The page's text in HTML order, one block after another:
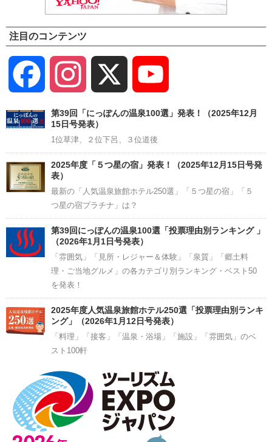
注目のコンテンツ
Facebook Instagram
Channel
第39回「にっぽんの温泉100選」発表！（2025年12月
15日号発表）
1位草津、２位下呂、３位道後
2025年度「５つ星の宿」発表！（2025年12月15日号発
表）
最新の「人気温泉旅館ホテル250選」「５つ星の宿」「５
つ星の宿プラチナ」は？
第39回にっぽんの温泉100選「投票理由別ランキング 」
（2026年1月1日号発表）
「雰囲気」「見所・レジャー＆体験」「泉質」「郷土料
理・ご当地グルメ」の各カテゴリ別ランキング・ベスト50
を発表！
2025年度人気温泉旅館ホテル250選「投票理由別ランキ
ング」（2026年1月12日号発表）
「料理」「接客」「温泉・浴場」「施設」「雰囲気」のベ
スト100軒